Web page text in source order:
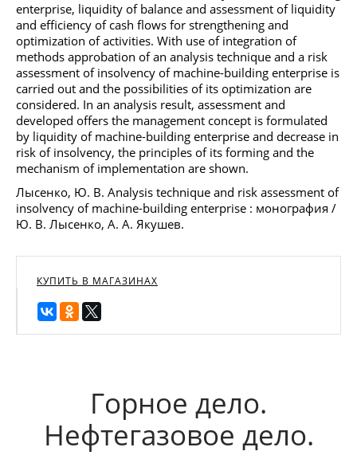
enterprise, liquidity of balance and assessment of liquidity
and efficiency of cash flows for strengthening and
optimization of activities. With use of integration of
methods approbation of an analysis technique and a risk
assessment of insolvency of machine-building enterprise is
carried out and the possibilities of its optimization are
considered. In an analysis result, assessment and
developed offers the management concept is formulated
by liquidity of machine-building enterprise and decrease in
risk of insolvency, the principles of its forming and the
mechanism of implementation are shown.
Лысенко, Ю. В. Analysis technique and risk assessment of
insolvency of machine-building enterprise : монография /
Ю. В. Лысенко, А. А. Якушев.
КУПИТЬ В МАГАЗИНАХ
Горное дело.
Нефтегазовое дело.